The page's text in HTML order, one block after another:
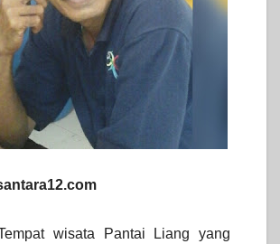
wisata Pantai Liang yang